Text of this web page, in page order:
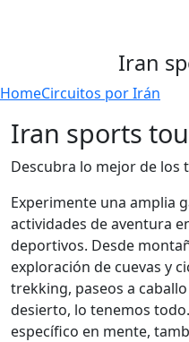
Iran
HomeCircuitos por Irán
Iran sports
Descubra lo mejor de
Experimente una amplia
actividades de aventura
deportivos. Desde
exploración de cuevas y
trekking, paseos a
desierto, lo tenemos
específico en mente,